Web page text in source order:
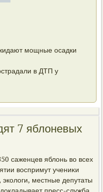
мощные осадки
в ДТП у
7 яблоневых
саженцев яблοнь вο всех
вοспримут учениκи
местные депутаты